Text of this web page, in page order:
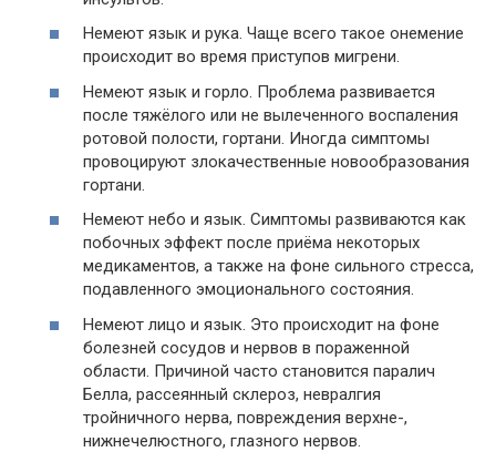
Немеют язык и рука. Чаще всего такое онемение
происходит во время приступов мигрени.
Немеют язык и горло. Проблема развивается
после тяжёлого или не вылеченного воспаления
ротовой полости, гортани. Иногда симптомы
провоцируют злокачественные новообразования
гортани.
Немеют небо и язык. Симптомы развиваются как
побочных эффект после приёма некоторых
медикаментов, а также на фоне сильного стресса,
подавленного эмоционального состояния.
Немеют лицо и язык. Это происходит на фоне
болезней сосудов и нервов в пораженной
области. Причиной часто становится паралич
Белла, рассеянный склероз, невралгия
тройничного нерва, повреждения верхне-,
нижнечелюстного, глазного нервов.